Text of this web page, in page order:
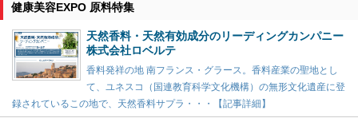
健康美容EXPO 原料特集
天然香料・天然有効成分のリーディングカンパニー
株式会社ロベルテ
香料発祥の地 南フランス・グラース。香料産業の聖地とし
て、ユネスコ（国連教育科学文化機構）の無形文化遺産に登
録されているこの地で、天然香料サプラ・・・【記事詳細】